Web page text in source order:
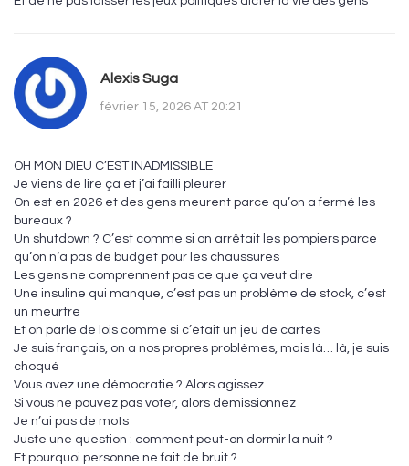
Alexis Suga
février 15, 2026 AT 20:21
OH MON DIEU C’EST INADMISSIBLE
Je viens de lire ça et j’ai failli pleurer
On est en 2026 et des gens meurent parce qu’on a fermé les
bureaux ?
Un shutdown ? C’est comme si on arrêtait les pompiers parce
qu’on n’a pas de budget pour les chaussures
Les gens ne comprennent pas ce que ça veut dire
Une insuline qui manque, c’est pas un problème de stock, c’est
un meurtre
Et on parle de lois comme si c’était un jeu de cartes
Je suis français, on a nos propres problèmes, mais là… là, je suis
choqué
Vous avez une démocratie ? Alors agissez
Si vous ne pouvez pas voter, alors démissionnez
Je n’ai pas de mots
Juste une question : comment peut-on dormir la nuit ?
Et pourquoi personne ne fait de bruit ?